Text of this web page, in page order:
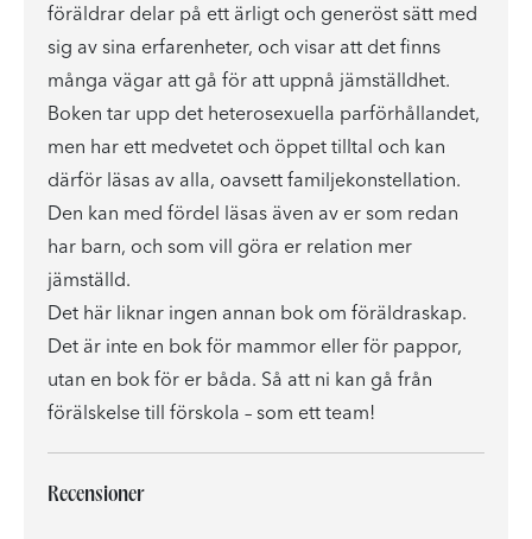
föräldrar delar på ett ärligt och generöst sätt med
sig av sina erfarenheter, och visar att det finns
många vägar att gå för att uppnå jämställdhet.
Boken tar upp det heterosexuella parförhållandet,
men har ett medvetet och öppet tilltal och kan
därför läsas av alla, oavsett familjekonstellation.
Den kan med fördel läsas även av er som redan
har barn, och som vill göra er relation mer
jämställd.
Det här liknar ingen annan bok om föräldraskap.
Det är inte en bok för mammor eller för pappor,
utan en bok för er båda. Så att ni kan gå från
förälskelse till förskola – som ett team!
Recensioner